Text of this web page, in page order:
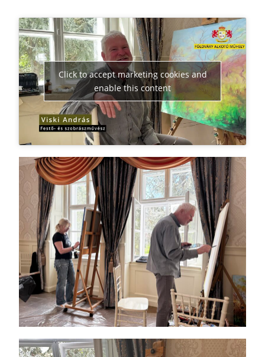
Click to accept marketing cookies and
enable this content